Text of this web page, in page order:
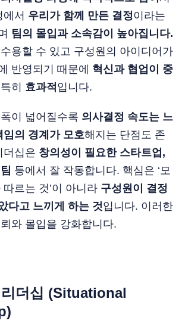
서 우리가 함께 만든 결정이라는
팀의 몰입과 소속감이 높아집니다.
용할 수 있고 구성원의 아이디어가
반영되기 때문에 혁신과 협업이 중
히 효과적 입니다.
이 넓어질수록 의사결정 속도는 느
임의 경계가 모호해지는 단점도 존
더십은 창의성이 필요한 스타트업,
등에서 잘 작동합니다. 핵심은 ‘모
르는 것’이 아니라 구성원이 결정
다고 느끼게 하는 것입니다. 이러한
와 몰입을 강화합니다.
더십 (Situational